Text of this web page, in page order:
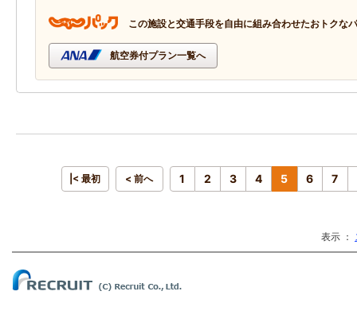
この施設と交通手段を自由に組み合わせたおトクな
航空券付プラン一覧へ
|< 最初 < 前へ 1 2 3 4 5 6 7
表示 ：